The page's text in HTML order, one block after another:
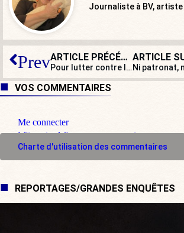
Journaliste à BV, artiste
Prev ARTICLE PRÉCÉDENT
Pour lutter contre l’échec à l’université, il faut en finir avec l’égalitarisme !
VOS COMMENTAIRES
Me connecter
M'inscrire à l'espace commentaire
Charte d'utilisation des commentaires
REPORTAGES/GRANDES ENQUÊTES